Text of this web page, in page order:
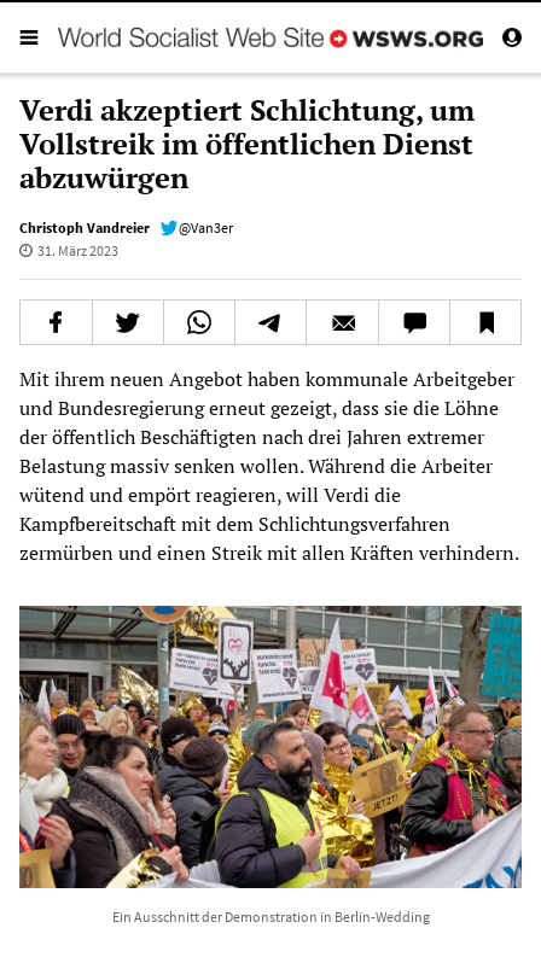
Verdi akzeptiert Schlichtung, um
Vollstreik im öffentlichen Dienst
abzuwürgen
Christoph Vandreier
@Van3er
31. März 2023
Mit ihrem neuen Angebot haben kommunale Arbeitgeber
und Bundesregierung erneut gezeigt, dass sie die Löhne
der öffentlich Beschäftigten nach drei Jahren extremer
Belastung massiv senken wollen. Während die Arbeiter
wütend und empört reagieren, will Verdi die
Kampfbereitschaft mit dem Schlichtungsverfahren
zermürben und einen Streik mit allen Kräften verhindern.
Ein Ausschnitt der Demonstration in Berlin-Wedding